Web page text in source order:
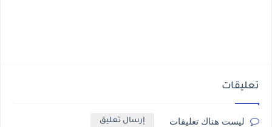
تعليقات
ليست هناك تعليقات إرسال تعليق